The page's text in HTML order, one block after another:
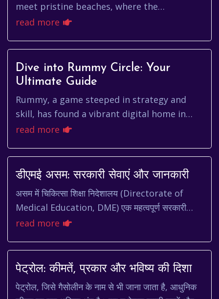
meet pristine beaches, where the
symphony of nature drowns out the noise
read more
Dive into Rummy Circle: Your
Ultimate Guide
Rummy, a game steeped in strategy and
skill, has found a vibrant digital home in
platforms like rummy circle. But what
read more
डीएमई असम: सरकारी सेवाएं और जानकारी
असम में चिकित्सा शिक्षा निदेशालय (Directorate of
Medical Education, DME) एक महत्वपूर्ण सरकारी
संस्था है। यह राज्य में चिकित्सा शिक्षा और स्वास्थ्य सेव...
read more
पेट्रोल: कीमतें, प्रकार और भविष्य की दिशा
पेट्रोल, जिसे गैसोलीन के नाम से भी जाना जाता है, आधुनिक